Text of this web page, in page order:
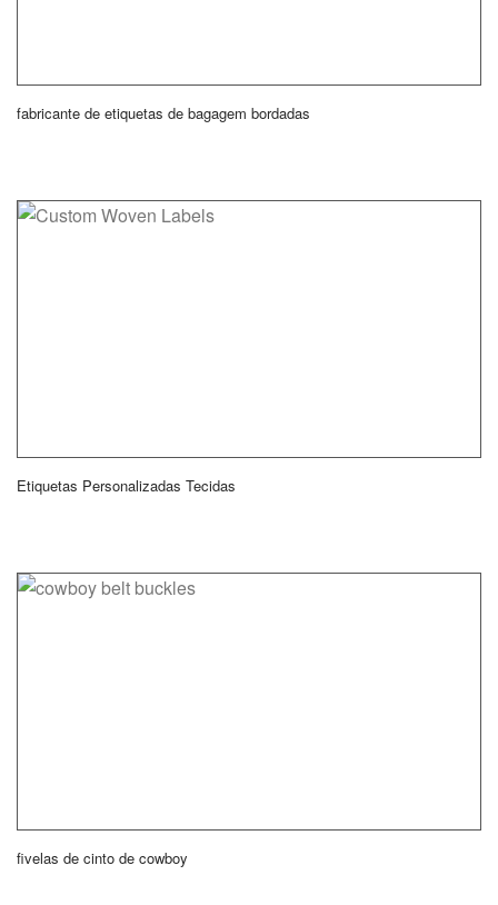
fabricante de etiquetas de bagagem bordadas
Etiquetas Personalizadas Tecidas
fivelas de cinto de cowboy